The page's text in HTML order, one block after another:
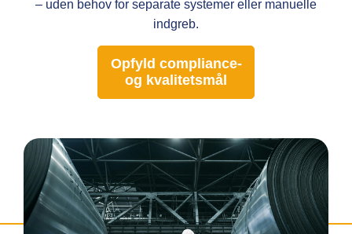
– uden behov for separate systemer eller manuelle
indgreb.
Opfyld compliance-
og kvalitetsmål